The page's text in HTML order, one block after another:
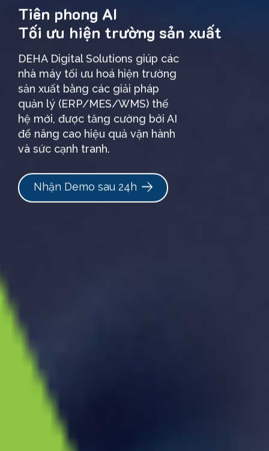
Tiên phong AI
Tối ưu hiện trường sản xuất
DEHA Digital Solutions giúp các
nhà máy tối ưu hoá hiện trường
sản xuất bằng các giải pháp
quản lý (ERP/MES/WMS) thế
hệ mới, được tăng cường bởi AI
để nâng cao hiệu quả vận hành
và sức cạnh tranh.
Nhận Demo sau 24h